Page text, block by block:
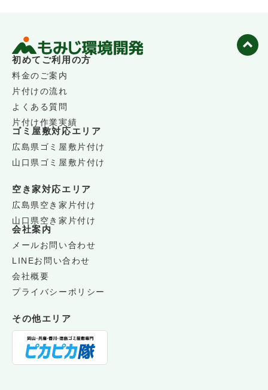
初めてご利用の方
料金のご案内
片付けの流れ
よくある質問
片付け作業実績
ゴミ屋敷対応エリア
広島県ゴミ屋敷片付け
山口県ゴミ屋敷片付け
空き家対応エリア
広島県空き家片付け
山口県空き家片付け
会社案内
メールお問い合わせ
LINEお問い合わせ
会社概要
プライバシーポリシー
その他エリア